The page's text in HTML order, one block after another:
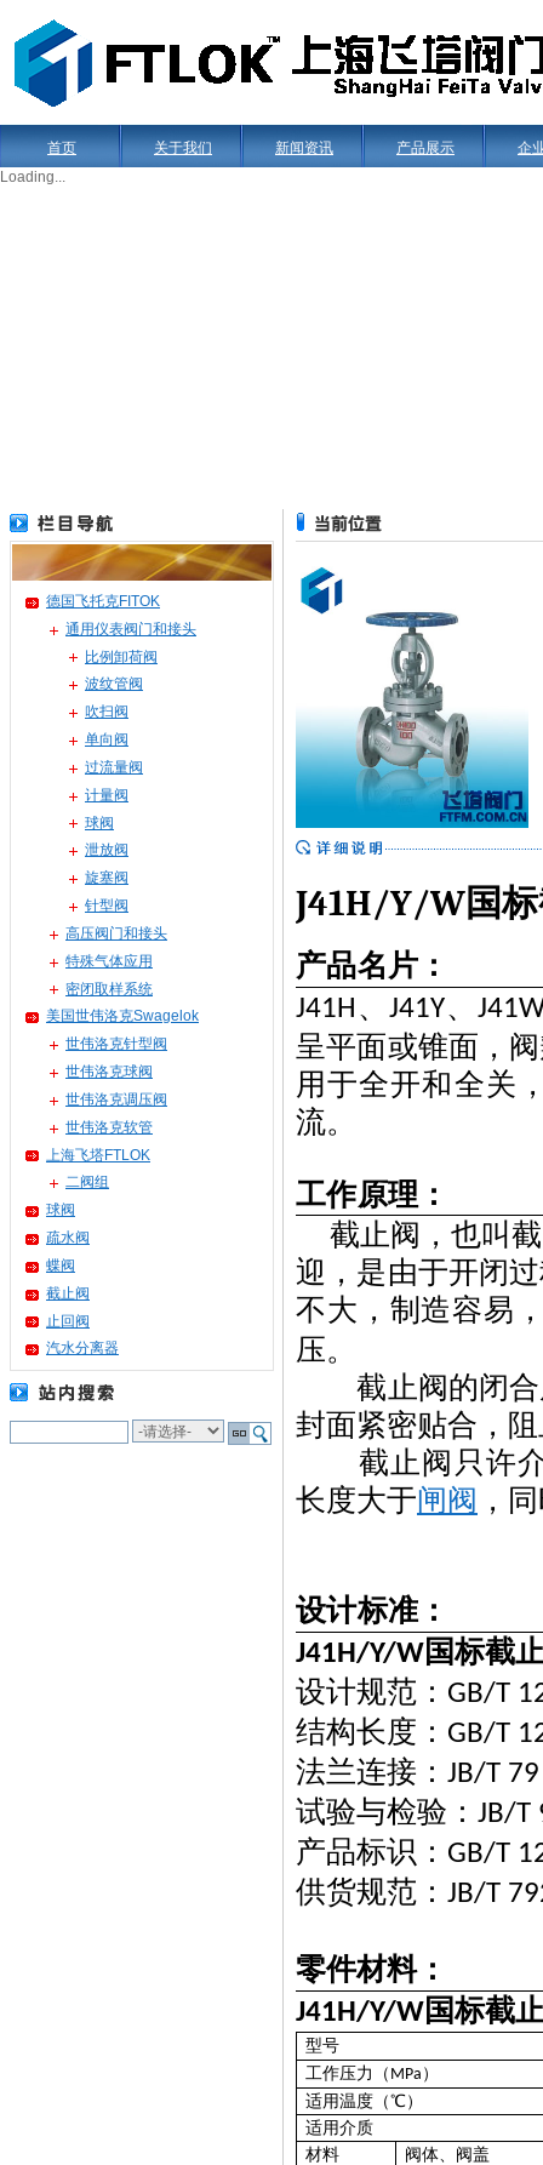
首页 关于我们 新闻资讯 产品展示
企
Loading...
德国飞托克FITOK
通用仪表阀门和接头
比例卸荷阀
波纹管阀
吹扫阀
单向阀
过流量阀
计量阀
球阀
泄放阀
旋塞阀
针型阀
高压阀门和接头
特殊气体应用
密闭取样系统
美国世伟洛克Swagelok
世伟洛克针型阀
世伟洛克球阀
世伟洛克调压阀
世伟洛克软管
上海飞塔FTLOK
二阀组
球阀
疏水阀
蝶阀
截止阀
止回阀
汽水分离器
J41H/Y/W国
产品名片：
J41H 、 J41Y、
呈平面或锥面，
用于全开和全关
流。
工作原理：
截止阀，也叫
迎，是由于开闭
不大，制造容易
压。
截止阀的闭合
封面紧密贴合，
截止阀只许介
长度大于闸阀 ，
设计标准：
J41H/Y/W国标截
设计规范： GB/T
结构长度： GB/T
法兰连接： JB/T 79
试验与检验： JB/T
产品标识： GB/T
供货规范： JB/T
零件材料：
J41H/Y/W国标截
型号
工作压力（ MPa ）
适用温度（℃）
适用介质
材料
阀体、阀盖